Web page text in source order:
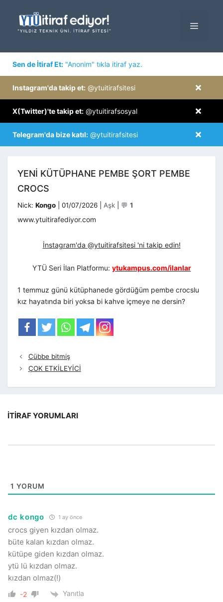
MENÜ
Sen de İtiraf Et: "Anonim" tıkla itiraf yaz.
×
Instagram'da takip et: @ytuitirafsitesi
×
X(Twitter)'te takip et: @ytuitirafsosyal
×
Telegram'da bize katıl: @ytuitirafsitesi
YENI KÜTÜPHANE PEMBE ŞORT PEMBE
CROCS
Nick: Kongo 01/07/2026 Kategoriler
Aşk 💬 1
www.ytuitirafediyor.com
İnstagram'da @ytuitirafsitesi 'ni takip edin!
YTÜ Seri İlan Platformu: ytukampus.com/ilanlar
1 temmuz günü kütüphanede gördüğüm pembe crocslu
kız hayatında biri yoksa bi kahve içmeye ne dersin?
Cübbe bitmiş
ÇOK ETKİLEYİCİ
İTIRAF YORUMLARI
1 YORUM
dc kongo 1 ay önce
crocs giyen kızdan olmaz.
büte kalan kızdan olmaz.
kütüpe giden kızdan olmaz.
ytü lü kızdan olmaz.
kızdan olmaz(!)
-2 Yanıtla